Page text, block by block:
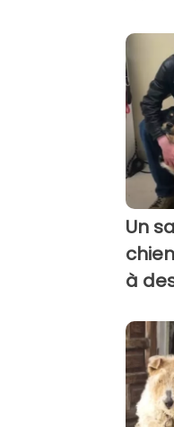
Un
à